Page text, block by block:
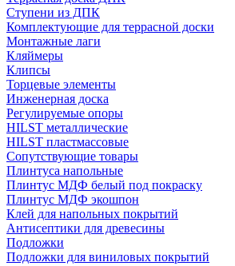
Ступени из ДПК
Комплектующие для террасной доски
Монтажные лаги
Кляймеры
Клипсы
Торцевые элементы
Инженерная доска
Регулируемые опоры
HILST металлические
HILST пластмассовые
Сопутствующие товары
Плинтуса напольные
Плинтус МДФ белый под покраску
Плинтус МДФ экошпон
Клей для напольных покрытий
Антисептики для древесины
Подложки
Подложки для виниловых покрытий